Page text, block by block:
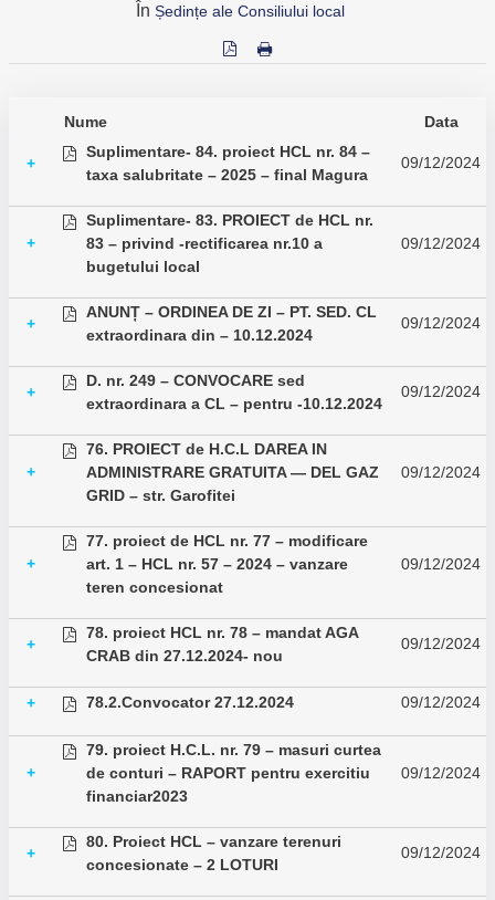
În Ședințe ale Consiliului local
Nume Data
+
Suplimentare- 84. proiect HCL nr. 84 –
taxa salubritate – 2025 – final Magura
09/12/2024
+
Suplimentare- 83. PROIECT de HCL nr.
83 – privind -rectificarea nr.10 a
bugetului local
09/12/2024
+
ANUNȚ – ORDINEA DE ZI – PT. SED. CL
extraordinara din – 10.12.2024
09/12/2024
+
D. nr. 249 – CONVOCARE sed
extraordinara a CL – pentru -10.12.2024
09/12/2024
+
76. PROIECT de H.C.L DAREA IN
ADMINISTRARE GRATUITA — DEL GAZ
GRID – str. Garofitei
09/12/2024
+
77. proiect de HCL nr. 77 – modificare
art. 1 – HCL nr. 57 – 2024 – vanzare
teren concesionat
09/12/2024
+
78. proiect HCL nr. 78 – mandat AGA
CRAB din 27.12.2024- nou
09/12/2024
+ 78.2.Convocator 27.12.2024 09/12/2024
+
79. proiect H.C.L. nr. 79 – masuri curtea
de conturi – RAPORT pentru exercitiu
financiar2023
09/12/2024
+
80. Proiect HCL – vanzare terenuri
concesionate – 2 LOTURI
09/12/2024